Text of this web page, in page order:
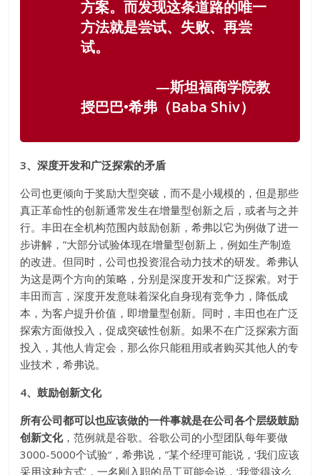
方案。而发现这条道路的唯一
方法就是尝试、失败、再尝
试。
—斯坦福商学院教
授巴巴•希弗（Baba Shiv）
3、深度开发和广泛探索的矛盾
公司也更倾向于奖励大型突破，而不是小规模的，但是那些
真正革命性的创新通常发生在增量型创新之后，或者与之并
行。丰田在全机构范围内鼓励创新，希弗以它为例做了进一
步讲解，”大部分试验体现在增量型创新上，例如生产制造
的改进。但同时，公司也投资混合动力技术的研发。希弗认
为这是两个方向的策略，分别是深度开发和广泛探索。对于
丰田而言，深度开发意味着深化自身现有竞争力，降低成
本，为客户提升价值，即增量型创新。同时，丰田也在广泛
探索方面做投入，促成突破性创新。如果不在广泛探索方面
投入，其他人肯定会，那么你只能租用或者购买其他人的专
业技术，希弗说。
4、鼓励创新文化
所有公司都可以也应该做的一件事就是在公司各个层级鼓励
创新文化，范例就是谷歌。谷歌公司的小型团队每年要做
3000-5000个试验“，希弗说，”某个经理可能说，‘我们应该
采用这种方式’，一名刚入职的员工可能会说，‘我觉得这么